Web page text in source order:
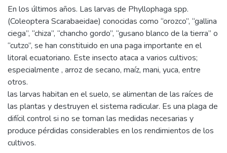
En los últimos años. Las larvas de Phyllophaga spp.
(Coleoptera Scarabaeidae) conocidas como “orozco”, “gallina
ciega”, “chiza”, “chancho gordo”, “gusano blanco de la tierra” o
“cutzo”, se han constituido en una paga importante en el
litoral ecuatoriano. Este insecto ataca a varios cultivos;
especialmente , arroz de secano, maíz, mani, yuca, entre
otros.
las larvas habitan en el suelo, se alimentan de las raíces de
las plantas y destruyen el sistema radicular. Es una plaga de
difícil control si no se toman las medidas necesarias y
produce pérdidas considerables en los rendimientos de los
cultivos.